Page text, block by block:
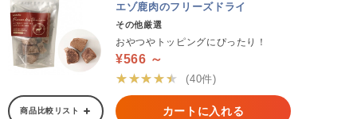
エゾ鹿肉のフリーズドライ
その他厳選
おやつやトッピングにぴったり！
¥566 ～
★★★★★
(40件)
商品比較リスト カートに入れる